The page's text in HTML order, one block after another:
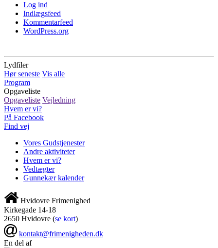
Log ind
Indlægsfeed
Kommentarfeed
WordPress.org
Lydfiler
Hør seneste Vis alle
Program
Opgaveliste
Opgaveliste Vejledning
Hvem er vi?
På Facebook
Find vej
Vores Gudstjenester
Andre aktiviteter
Hvem er vi?
Vedtægter
Gunnekær kalender
Hvidovre Frimenighed
Kirkegade 14-18
2650 Hvidovre (se kort)
kontakt@frimenigheden.dk
En del af